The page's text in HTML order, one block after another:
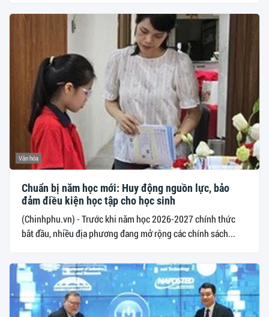
Văn hóa
Chuẩn bị năm học mới: Huy động nguồn lực, bảo
đảm điều kiện học tập cho học sinh
(Chinhphu.vn) - Trước khi năm học 2026-2027 chính thức
bắt đầu, nhiều địa phương đang mở rộng các chính sách...